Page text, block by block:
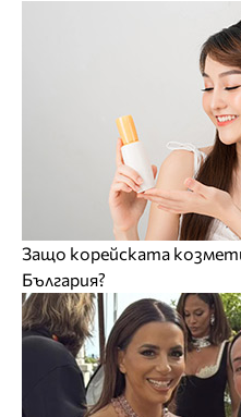
Защо корейската
България?